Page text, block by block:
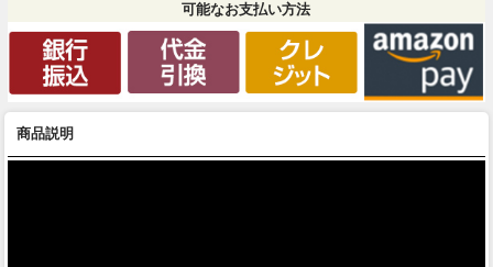
可能なお支払い方法
商品説明